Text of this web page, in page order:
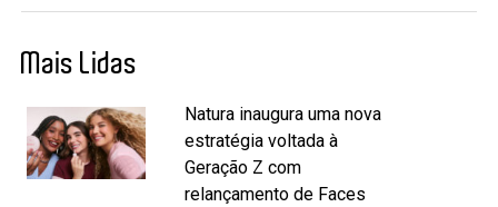
Mais Lidas
Natura inaugura uma nova
estratégia voltada à
Geração Z com
relançamento de Faces